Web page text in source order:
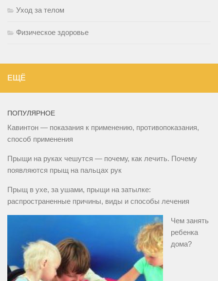
Уход за телом
Физическое здоровье
ЕЩЁ
ПОПУЛЯРНОЕ
Кавинтон — показания к применению, противопоказания,
способ применения
Прыщи на руках чешутся — почему, как лечить. Почему
появляются прыщ на пальцах рук
Прыщ в ухе, за ушами, прыщи на затылке:
распространенные причины, виды и способы лечения
Чем занять
ребенка
дома?